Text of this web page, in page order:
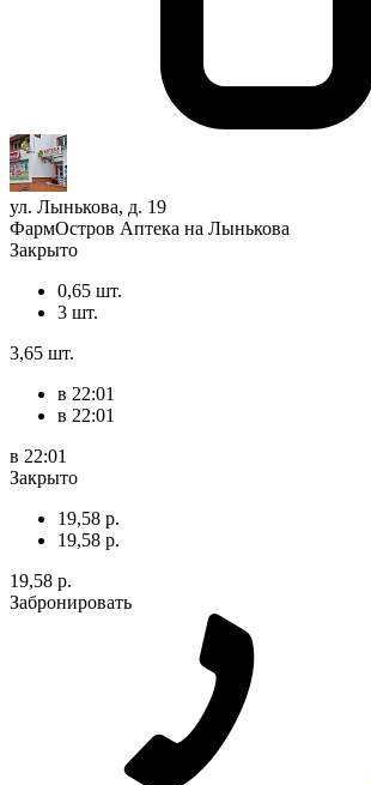
ул. Лынькова, д. 19
ФармОстров Аптека на Лынькова
Закрыто
0,65 шт.
3 шт.
3,65 шт.
в 22:01
в 22:01
в 22:01
Закрыто
19,58 р.
19,58 р.
19,58 р.
Забронировать